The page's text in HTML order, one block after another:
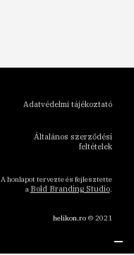
Adatvédelmi tájékoztató
Általános szerződési
feltételek
A honlapot tervezte és fejlesztette
a Bold Branding Studio.
helikon.ro© 2021